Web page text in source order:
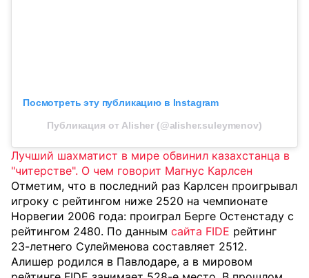
Посмотреть эту публикацию в Instagram
Публикация от Alisher (@alisher.suleymenov)
Лучший шахматист в мире обвинил казахстанца в
"читерстве". О чем говорит Магнус Карлсен
Отметим, что в последний раз Карлсен проигрывал
игроку с рейтингом ниже 2520 на чемпионате
Норвегии 2006 года: проиграл Берге Остенстаду с
рейтингом 2480. По данным сайта FIDE рейтинг
23-летнего Сулейменова составляет 2512.
Алишер родился в Павлодаре, а в мировом